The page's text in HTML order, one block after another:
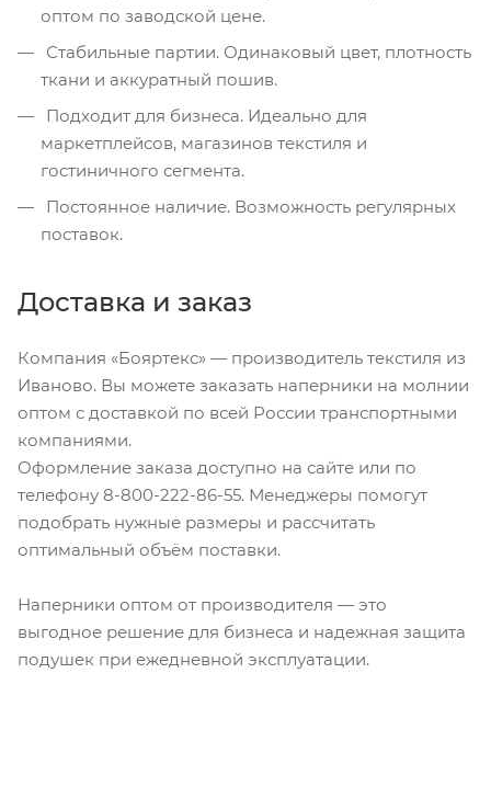
оптом по заводской цене.
Стабильные партии. Одинаковый цвет, плотность
ткани и аккуратный пошив.
Подходит для бизнеса. Идеально для
маркетплейсов, магазинов текстиля и
гостиничного сегмента.
Постоянное наличие. Возможность регулярных
поставок.
Доставка и заказ
Компания «Бояртекс» — производитель текстиля из
Иваново. Вы можете заказать наперники на молнии
оптом с доставкой по всей России транспортными
компаниями.
Оформление заказа доступно на сайте или по
телефону 8-800-222-86-55. Менеджеры помогут
подобрать нужные размеры и рассчитать
оптимальный объём поставки.
Наперники оптом от производителя — это
выгодное решение для бизнеса и надежная защита
подушек при ежедневной эксплуатации.